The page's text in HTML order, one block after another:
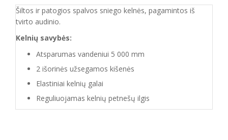
Šiltos ir patogios spalvos sniego kelnės, pagamintos iš
tvirto audinio.
Kelnių savybės:
Atsparumas vandeniui 5 000 mm
2 išorinės užsegamos kišenės
Elastiniai kelnių galai
Reguliuojamas kelnių petnešų ilgis